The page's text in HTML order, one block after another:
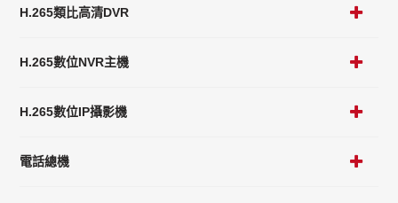
H.265類比高清DVR
H.265數位NVR主機
H.265數位IP攝影機
電話總機